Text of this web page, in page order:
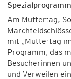
Am Muttertag,
mit „Muttertag
Programm, das
Besucherinnen
und Verweilen